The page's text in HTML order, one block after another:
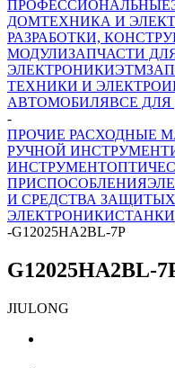
ПРОФЕССИОНАЛЬНЫЕ
ДОМТЕХНИКА И
РАЗРАБОТКИ,
МОДУЛИЗАПЧАСТИ
ЭЛЕКТРОНИКИЭТМ
ТЕХНИКИ И
АВТОМОБИЛЯВСЕ
-
ПРОЧИЕ РАСХОДНЫЕ
РУЧНОЙ ИНСТРУМЕНТ
ИНСТРУМЕНТ
ПРИСПОСОБЛЕНИЯ
И СРЕДСТВА ЗАЩИТЫ
ЭЛЕКТРОНИКИСТАНКИ
-G12025HA2BL-7P
G12025HA2BL-
JIULONG